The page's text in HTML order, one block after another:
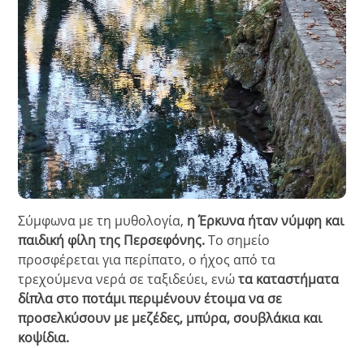
Σύμφωνα με τη μυθολογία, η Έρκυνα ήταν νύμφη και
παιδική φίλη της Περσεφόνης.Το σημείο
προσφέρεται για περίπατο, ο ήχος από τα
τρεχούμενα νερά σε ταξιδεύει, ενώτα καταστήματα
δίπλα στο ποτάμι περιμένουν έτοιμα να σε
προσελκύσουν με μεζέδες, μπύρα, σουβλάκια και
κοψίδια.